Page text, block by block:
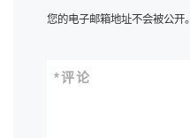
您的电子邮箱地址不会被公开。
评论
*